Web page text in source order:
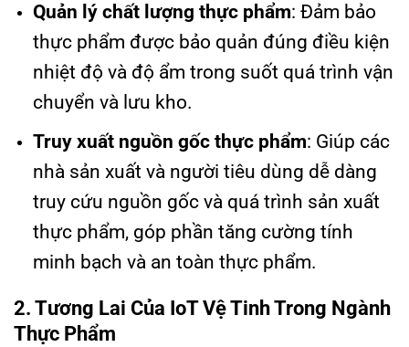
Quản lý chất lượng thực phẩm: Đảm bảo
thực phẩm được bảo quản đúng điều kiện
nhiệt độ và độ ẩm trong suốt quá trình vận
chuyển và lưu kho.
Truy xuất nguồn gốc thực phẩm: Giúp các
nhà sản xuất và người tiêu dùng dễ dàng
truy cứu nguồn gốc và quá trình sản xuất
thực phẩm, góp phần tăng cường tính
minh bạch và an toàn thực phẩm.
2. Tương Lai Của IoT Vệ Tinh Trong Ngành
Thực Phẩm